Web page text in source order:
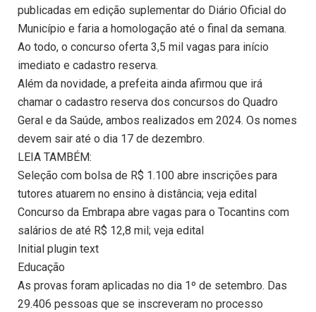
publicadas em edição suplementar do Diário Oficial do
Município e faria a homologação até o final da semana.
Ao todo, o concurso oferta 3,5 mil vagas para início
imediato e cadastro reserva.
Além da novidade, a prefeita ainda afirmou que irá
chamar o cadastro reserva dos concursos do Quadro
Geral e da Saúde, ambos realizados em 2024. Os nomes
devem sair até o dia 17 de dezembro.
LEIA TAMBÉM:
Seleção com bolsa de R$ 1.100 abre inscrições para
tutores atuarem no ensino à distância; veja edital
Concurso da Embrapa abre vagas para o Tocantins com
salários de até R$ 12,8 mil; veja edital
Initial plugin text
Educação
As provas foram aplicadas no dia 1º de setembro. Das
29.406 pessoas que se inscreveram no processo